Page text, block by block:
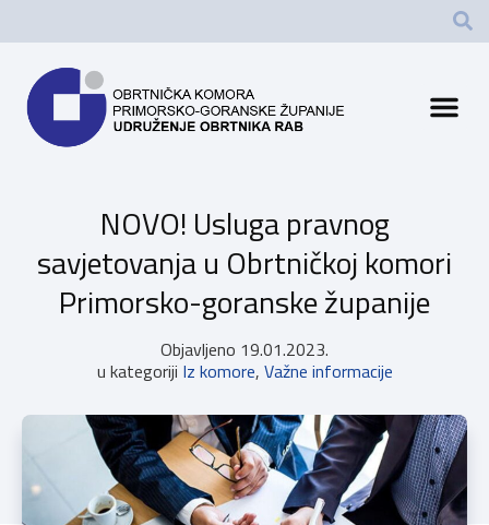
NOVO! Usluga pravnog
savjetovanja u Obrtničkoj komori
Primorsko-goranske županije
Objavljeno 19.01.2023.
u kategoriji Iz komore, Važne informacije